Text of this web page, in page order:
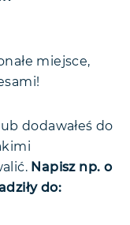
miejsce,
dodawałeś do
Napisz np. o
do: